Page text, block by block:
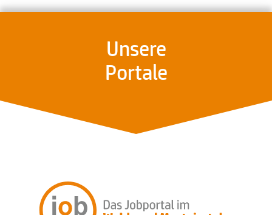
Unsere
Portale